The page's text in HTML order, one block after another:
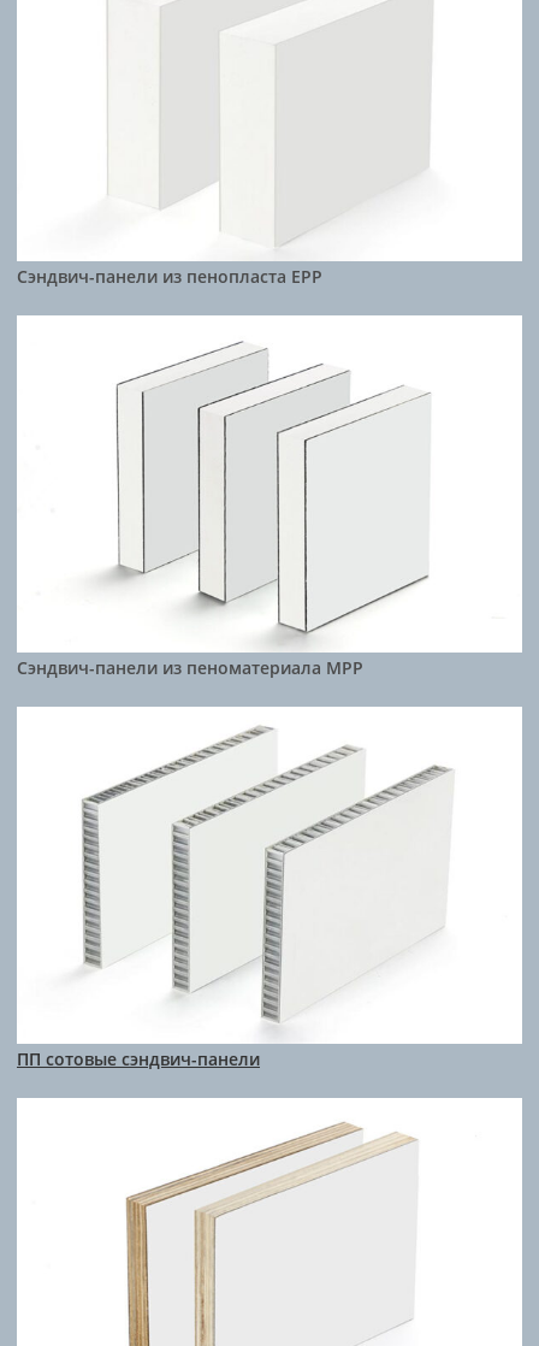
Сэндвич-панели из пенопласта EPP
Сэндвич-панели из пеноматериала MPP
ПП сотовые сэндвич-панели